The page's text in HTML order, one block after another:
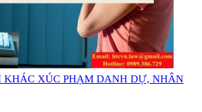
XÚC PHẠM DANH DỰ, NHÂN